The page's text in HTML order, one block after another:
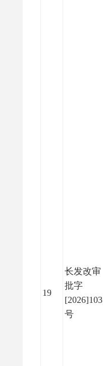
19
长发改审
批字
[2026]103
号